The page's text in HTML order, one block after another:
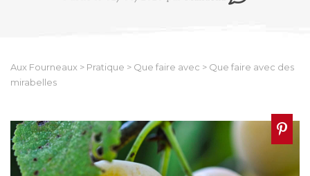
Aux Fourneaux > Pratique > Que faire avec > Que faire avec des
mirabelles